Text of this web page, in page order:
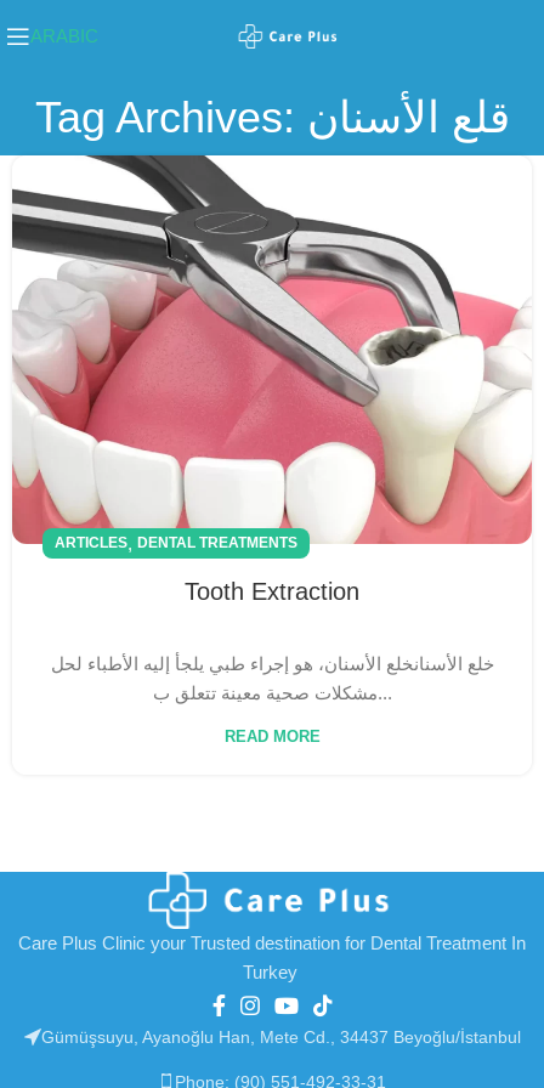
ARABIC
Tag Archives: قلع الأسنان
ARTICLES, DENTAL TREATMENTS
Tooth Extraction
خلع الأسنانخلع الأسنان، هو إجراء طبي يلجأ إليه الأطباء لحل
مشكلات صحية معينة تتعلق ب...
READ MORE
Care Plus Clinic your Trusted destination for Dental Treatment In
Turkey
Gümüşsuyu, Ayanoğlu Han, Mete Cd., 34437 Beyoğlu/İstanbul
Phone: (90) 551-492-33-31